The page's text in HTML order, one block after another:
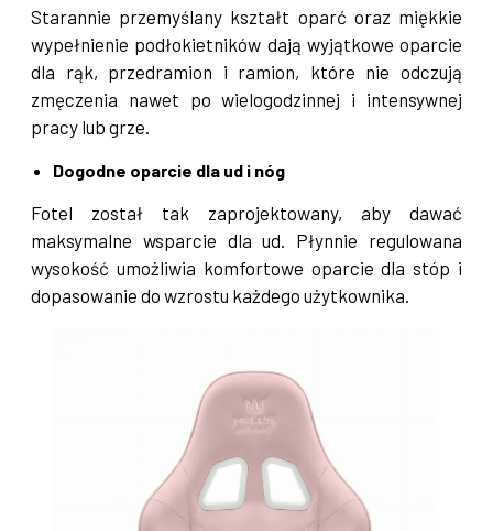
Starannie przemyślany kształt oparć oraz miękkie
wypełnienie podłokietników dają wyjątkowe oparcie
dla rąk, przedramion i ramion, które nie odczują
zmęczenia nawet po wielogodzinnej i intensywnej
pracy lub grze.
Dogodne oparcie dla ud i nóg
Fotel został tak zaprojektowany, aby dawać
maksymalne wsparcie dla ud. Płynnie regulowana
wysokość umożliwia komfortowe oparcie dla stóp i
dopasowanie do wzrostu każdego użytkownika.